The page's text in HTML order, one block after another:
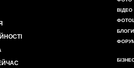
ВІДЕО
БЛОГИ